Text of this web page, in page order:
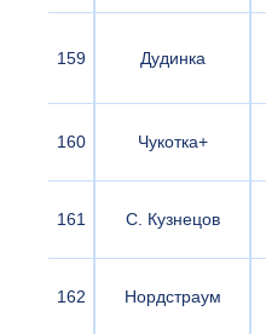
159 Дудинка
160 Чукотка+
161 С. Кузнецов
162 Нордстраум